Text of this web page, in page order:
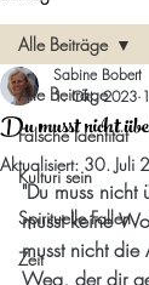
Alle Beiträge
Falsche Identität
Kulturi sein
Spirituelle Fallen
Zeit
Alle Beiträge
Du musst nicht
Sabine Bobert
1. Okt. 2023
Aktualisiert: 30. Juli
"Du muss nicht
musst keine
musst nicht die
Weg, der dir